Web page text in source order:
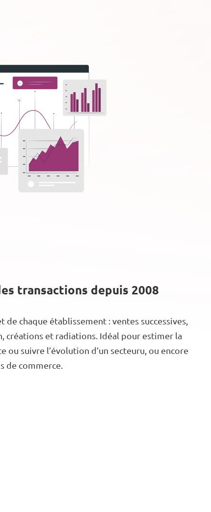
transactions depuis 2008
chaque établissement : ventes successives,
créations et radiations. Idéal pour estimer la
ou suivre l’évolution d’un secteuru, ou encore
de commerce.